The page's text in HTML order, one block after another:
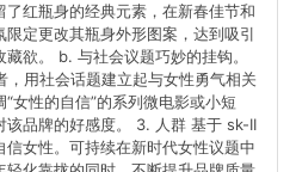
了红瓶身的经典元素，在新春佳节和
定更改其瓶身外形图案，达到吸引
欲。 b. 与社会议题巧妙的挂钩。
，用社会话题建立起与女性勇气相关
女性的自信”的系列微电影或小短
该品牌的好感度。 3. 人群 基于 sk-II
信女性。可持续在新时代女性议题中